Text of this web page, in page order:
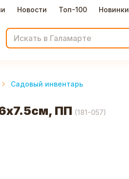
Новости Топ-100 Новинки
Садовый инвентарь
ПП (181-057)